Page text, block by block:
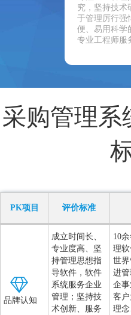
究，坚持技术
于管理厉行强
便、易用科学
专业工程师服
采购管理系
PK项目 评价标准
品牌认知
成立时间长、
专业度高、坚
持管理思想指
导软件，软件
系统服务企业
管理；坚持技
术创新、服务
10
理软
世
进
企
客
理念